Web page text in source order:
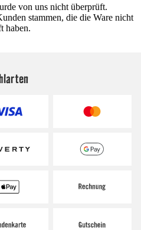
von uns nicht überprüft.
stammen, die die Ware nicht
haben.